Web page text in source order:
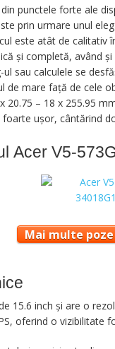
punctele forte ale
prin urmare unul
este atât de calitativ
și completă, având
sau calculele se
de mare față de cele
20.75 – 18 x 255.95
ușor, cântărind
Acer V5-
Mai multe
15.6 inch și are o
oferind o vizibilitate